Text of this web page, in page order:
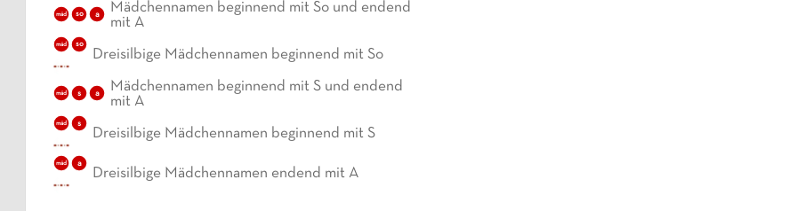
mäd so a
Mädchennamen beginnend mit So und endend
mit A
mäd so
Dreisilbige Mädchennamen beginnend mit So
mäd s a
Mädchennamen beginnend mit S und endend
mit A
mäd s
Dreisilbige Mädchennamen beginnend mit S
mäd a
Dreisilbige Mädchennamen endend mit A